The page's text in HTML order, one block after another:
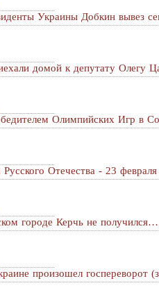
Украины Добкин вывез
домой к депутату Олегу
Олимпийских Игр в
Отечества - 23
городе Керчь не получился…
произошел госпереворот